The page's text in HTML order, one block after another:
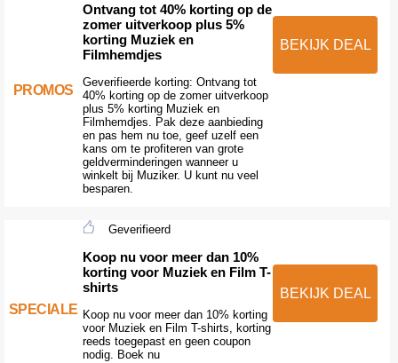
PROMOS
Ontvang tot 40% korting op de
zomer uitverkoop plus 5%
korting Muziek en
Filmhemdjes
Geverifieerde korting: Ontvang tot
40% korting op de zomer uitverkoop
plus 5% korting Muziek en
Filmhemdjes. Pak deze aanbieding
en pas hem nu toe, geef uzelf een
kans om te profiteren van grote
geldverminderingen wanneer u
winkelt bij Muziker. U kunt nu veel
besparen.
BEKIJK DEAL
SPECIALE
Geverifieerd
Koop nu voor meer dan 10%
korting voor Muziek en Film T-
shirts
Koop nu voor meer dan 10% korting
voor Muziek en Film T-shirts, korting
reeds toegepast en geen coupon
nodig. Boek nu
BEKIJK DEAL